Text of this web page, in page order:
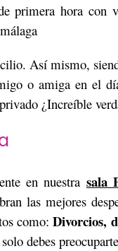
primera hora
Así mismo,
o amiga en el
¿Increíble
en nuestra sala
las mejores
como:Divorcios,
debes